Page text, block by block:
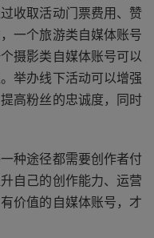
收取活动门票费用、赞
一个旅游类自媒体账号
摄影类自媒体账号可以
举办线下活动可以增强
高粉丝的忠诚度，同时
种途径都需要创作者付
自己的创作能力、运营
价值的自媒体账号，才